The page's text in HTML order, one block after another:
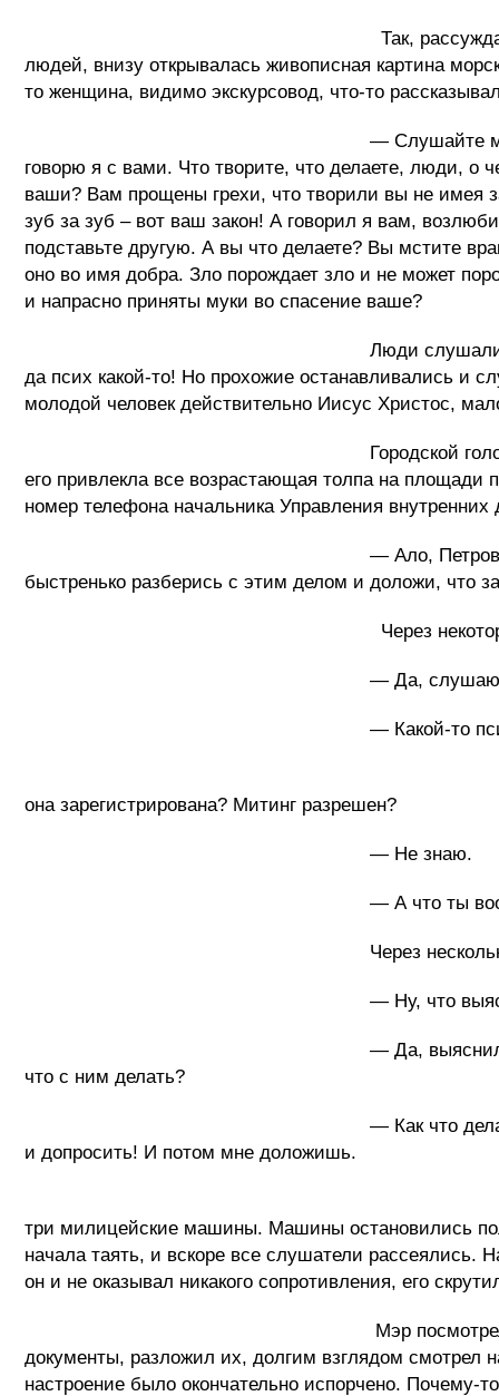
Так, рассуждая о вере и бытии, он
людей, внизу открывалась живописная картина
то женщина, видимо экскурсовод, что-то
— Слушайте меня, люди! Я есть
говорю я с вами. Что творите, что делаете, люди, о
ваши? Вам прощены грехи, что творили вы не имея
зуб за зуб – вот ваш закон! А говорил я вам,
подставьте другую. А вы что делаете? Вы мстите
оно во имя добра. Зло порождает зло и не может
и напрасно приняты муки во спасение ваше?
Люди слушали, толпа вокруг него
да псих какой-то! Но прохожие останавливались и
молодой человек действительно Иисус Христос,
Городской голова сидел в своем
его привлекла все возрастающая толпа на площади
номер телефона начальника Управления внутренних
— Ало, Петрович, тут у меня на
быстренько разберись с этим делом и доложи, что
Через некоторое время в кабинете
— Да, слушаю, а, это ты,
— Какой-то псих утверждает, что
она зарегистрирована? Митинг разрешен?
— Не знаю.
— А что ты вообще знаешь! –
Через несколько минут
— Ну, что выяснил? –
— Да, выяснил, никакая
что с ним делать?
— Как что делать? Не знаешь, что
и допросить! И потом мне доложишь.
три милицейские машины. Машины остановились
начала таять, и вскоре все слушатели рассеялись.
он и не оказывал никакого сопротивления, его
Мэр посмотрел в окно и успокоился.
документы, разложил их, долгим взглядом смотрел
настроение было окончательно испорчено.